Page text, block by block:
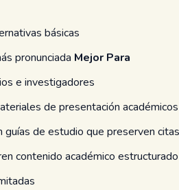
básicas
pronunciada Mejor Para
e investigadores
de presentación académicos
de estudio que preserven citas
contenido académico